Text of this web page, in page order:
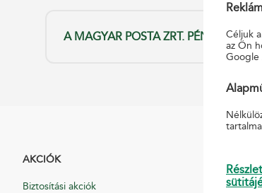
A MAGYAR POSTA ZRT. PÉNZÜGYICéljuk
az Ön
Google
AKCIÓK
Biztosítási akciók